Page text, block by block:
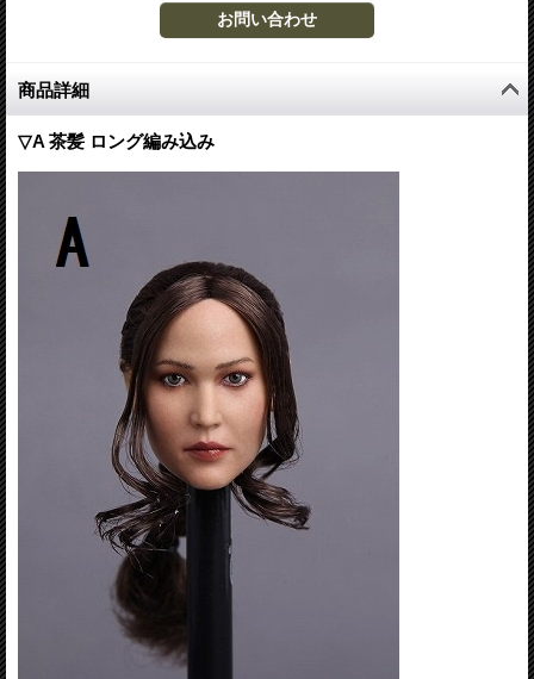
商品詳細
▽A 茶髪 ロング編み込み